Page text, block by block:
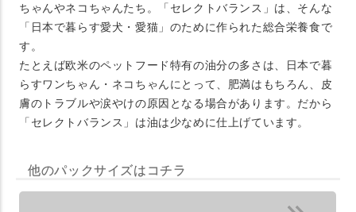
ちゃんやネコちゃんたち。「セレクトバランス」は、そんな
「日本で暮らす愛犬・愛猫」のために作られた総合栄養食で
す。
たとえば欧米のペットフード特有の油分の多さは、日本で暮
らすワンちゃん・ネコちゃんにとって、肥満はもちろん、皮
膚のトラブルや涙やけの原因となる場合があります。だから
「セレクトバランス」は油は少なめに仕上げています。
他のパックサイズはコチラ